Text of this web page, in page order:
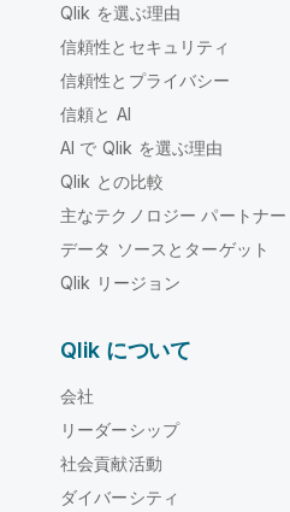
Qlik を選ぶ理由
信頼性とセキュリティ
信頼性とプライバシー
信頼と AI
AI で Qlik を選ぶ理由
Qlik との比較
主なテクノロジー パートナー
データ ソースとターゲット
Qlik リージョン
Qlik について
会社
リーダーシップ
社会貢献活動
ダイバーシティ